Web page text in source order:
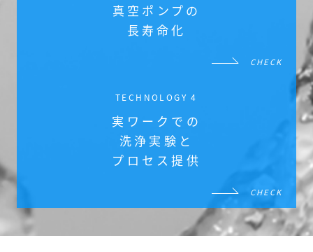
真空ポンプの
長寿命化
CHECK
TECHNOLOGY 4
実ワークでの
洗浄実験と
プロセス提供
CHECK